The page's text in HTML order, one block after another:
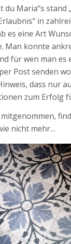
du Maria“s stand
in
es eine Art
Man konnte
für wen man es
Post senden
dass nur
zum Erfolg
nicht mehr…